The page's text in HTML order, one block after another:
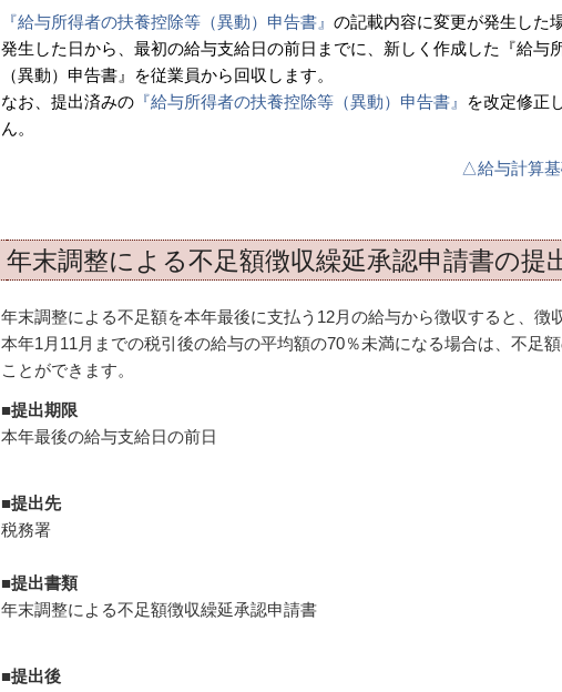
『給与所得者の扶養控除等（異動）申告書』 の記載内容に変更が発生した
発生した日から、最初の給与支給日の前日までに、新しく作成した『給与
（異動）申告書』を従業員から回収します。
なお、提出済みの 『給与所得者の扶養控除等（異動）申告書』
を改定修正
ん。
△給与計算
年末調整による不足額徴収繰延承認申請書の提
年末調整による不足額を本年最後に支払う12月の給与から徴収すると、徴
本年1月11月までの税引後の給与の平均額の70％未満になる場合は、不足
ことができます。
■提出期限
本年最後の給与支給日の前日
■提出先
税務署
■提出書類
年末調整による不足額徴収繰延承認申請書
■提出後